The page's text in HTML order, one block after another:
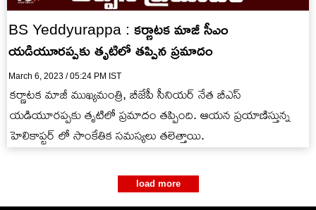
BS Yeddyurappa : కర్ణాటక మాజీ సీఎం
యడియూరప్పకు తృటిలో తప్పిన ప్రమాదం
March 6, 2023 / 05:24 PM IST
కర్ణాటక మాజీ ముఖ్యమంత్రి, బీజేపీ సీనియర్ నేత బీఎస్
యడియూరప్పకు తృటిలో ప్రమాదం తప్పింది. ఆయన ప్రయాణిస్తున్న
హెలికాప్టర్ లో సాంకేతిక సమస్యలు తలెత్తాయి.
load more